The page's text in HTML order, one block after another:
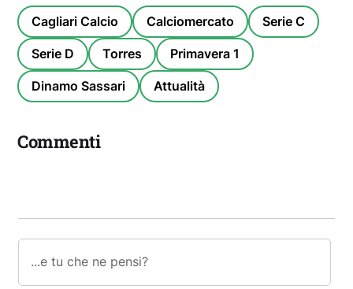
Cagliari Calcio Calciomercato Serie C
Serie D Torres Primavera 1
Dinamo Sassari Attualità
Commenti